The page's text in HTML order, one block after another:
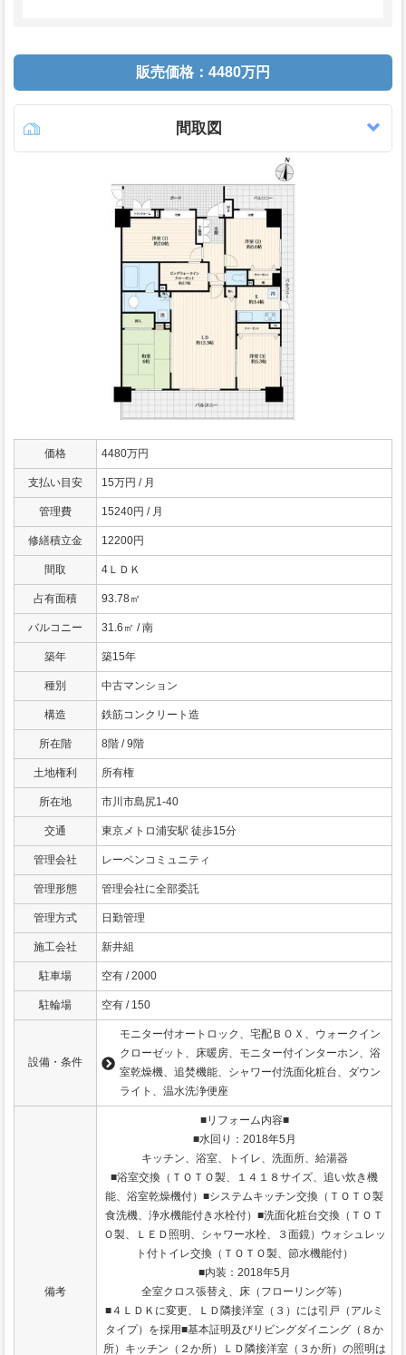
販売価格：4480万円
間取図
価格 4480万円
支払い目安 15万円 / 月
管理費 15240円 / 月
修繕積立金 12200円
間取 4ＬＤＫ
占有面積 93.78㎡
バルコニー 31.6㎡ / 南
築年 築15年
種別 中古マンション
構造 鉄筋コンクリート造
所在階 8階 / 9階
土地権利 所有権
所在地 市川市島尻1-40
交通 東京メトロ浦安駅 徒歩15分
管理会社 レーベンコミュニティ
管理形態 管理会社に全部委託
管理方式 日勤管理
施工会社 新井組
駐車場 空有 / 2000
駐輪場 空有 / 150
設備・条件
モニター付オートロック、宅配ＢＯＸ、ウォークイン
クローゼット、床暖房、モニター付インターホン、浴
室乾燥機、追焚機能、シャワー付洗面化粧台、ダウン
ライト、温水洗浄便座
備考
■リフォーム内容■
■水回り：2018年5月
キッチン、浴室、トイレ、洗面所、給湯器
■浴室交換（ＴＯＴＯ製、１４１８サイズ、追い炊き機
能、浴室乾燥機付）■システムキッチン交換（ＴＯＴＯ製
食洗機、浄水機能付き水栓付）■洗面化粧台交換（ＴＯＴ
Ｏ製、ＬＥＤ照明、シャワー水栓、３面鏡）ウォシュレッ
ト付トイレ交換（ＴＯＴＯ製、節水機能付）
■内装：2018年5月
全室クロス張替え、床（フローリング等）
■４ＬＤＫに変更、ＬＤ隣接洋室（３）には引戸（アルミ
タイプ）を採用■基本証明及びリビングダイニング（８か
所）キッチン（２か所）ＬＤ隣接洋室（３か所）の照明は